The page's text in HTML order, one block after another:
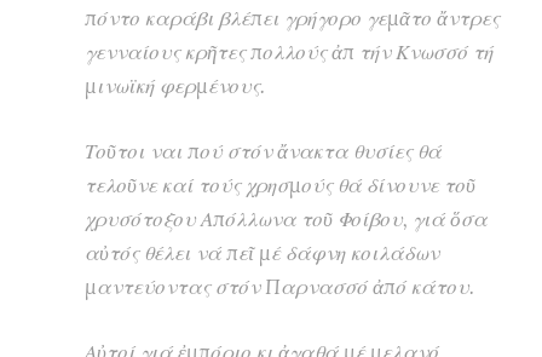
πόντο καράβι βλέπει γρήγορο γεμᾶτο ἄντρες
γενναίους κρῆτες πολλούς ἀπ τήν Κνωσσό τή
μινωϊκή φερμένους.
Τοῦτοι ναι πού στόν ἄνακτα θυσίες θά
τελοῦνε καί τούς χρησμούς θά δίνουνε τοῦ
χρυσότοξου Απόλλωνα τοῦ Φοίβου, γιά ὅσα
αὐτός θέλει νά πεῖ μέ δάφνη κοιλάδων
μαντεύοντας στόν Παρνασσό ἀπό κάτου.